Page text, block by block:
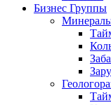
Бизнес Группы